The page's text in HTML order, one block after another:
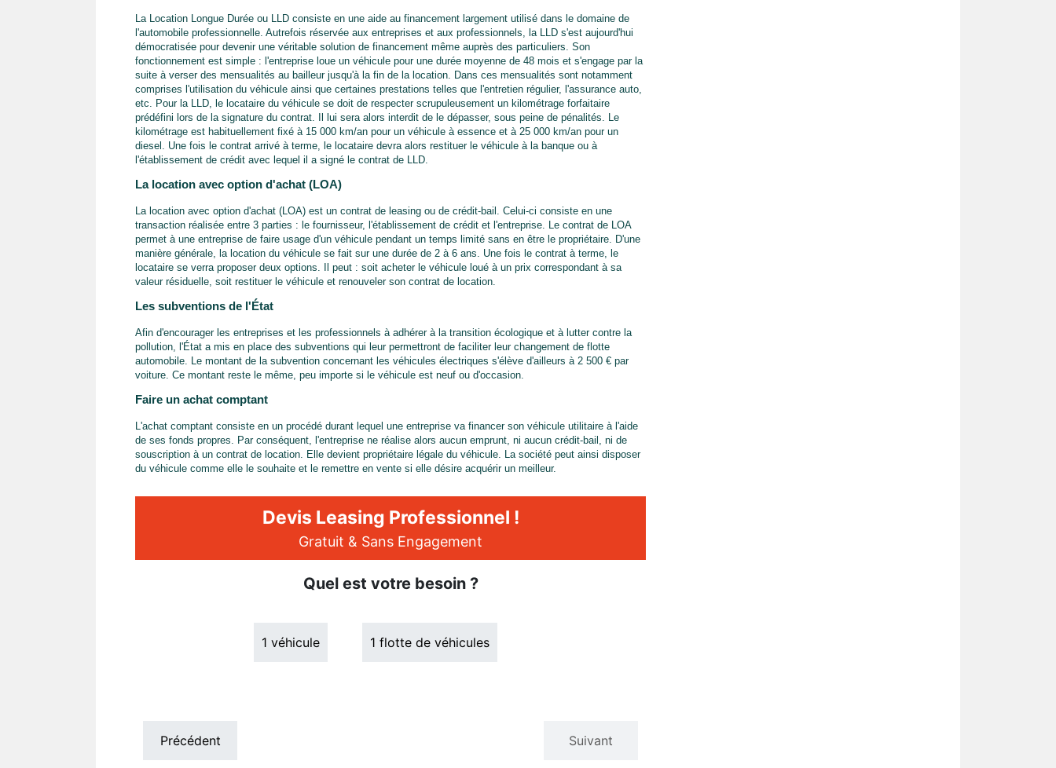
La Location Longue Durée ou LLD consiste en une aide au financement largement utilisé dans le domaine de
l'automobile professionnelle. Autrefois réservée aux entreprises et aux professionnels, la LLD s'est aujourd'hui
démocratisée pour devenir une véritable solution de financement même auprès des particuliers. Son
fonctionnement est simple : l'entreprise loue un véhicule pour une durée moyenne de 48 mois et s'engage par la
suite à verser des mensualités au bailleur jusqu'à la fin de la location. Dans ces mensualités sont notamment
comprises l'utilisation du véhicule ainsi que certaines prestations telles que l'entretien régulier, l'assurance auto,
etc. Pour la LLD, le locataire du véhicule se doit de respecter scrupuleusement un kilométrage forfaitaire
prédéfini lors de la signature du contrat. Il lui sera alors interdit de le dépasser, sous peine de pénalités. Le
kilométrage est habituellement fixé à 15 000 km/an pour un véhicule à essence et à 25 000 km/an pour un
diesel. Une fois le contrat arrivé à terme, le locataire devra alors restituer le véhicule à la banque ou à
l'établissement de crédit avec lequel il a signé le contrat de LLD.
La location avec option d'achat (LOA)
La location avec option d'achat (LOA) est un contrat de leasing ou de crédit-bail. Celui-ci consiste en une
transaction réalisée entre 3 parties : le fournisseur, l'établissement de crédit et l'entreprise. Le contrat de LOA
permet à une entreprise de faire usage d'un véhicule pendant un temps limité sans en être le propriétaire. D'une
manière générale, la location du véhicule se fait sur une durée de 2 à 6 ans. Une fois le contrat à terme, le
locataire se verra proposer deux options. Il peut : soit acheter le véhicule loué à un prix correspondant à sa
valeur résiduelle, soit restituer le véhicule et renouveler son contrat de location.
Les subventions de l'État
Afin d'encourager les entreprises et les professionnels à adhérer à la transition écologique et à lutter contre la
pollution, l'État a mis en place des subventions qui leur permettront de faciliter leur changement de flotte
automobile. Le montant de la subvention concernant les véhicules électriques s'élève d'ailleurs à 2 500 € par
voiture. Ce montant reste le même, peu importe si le véhicule est neuf ou d'occasion.
Faire un achat comptant
L'achat comptant consiste en un procédé durant lequel une entreprise va financer son véhicule utilitaire à l'aide
de ses fonds propres. Par conséquent, l'entreprise ne réalise alors aucun emprunt, ni aucun crédit-bail, ni de
souscription à un contrat de location. Elle devient propriétaire légale du véhicule. La société peut ainsi disposer
du véhicule comme elle le souhaite et le remettre en vente si elle désire acquérir un meilleur.